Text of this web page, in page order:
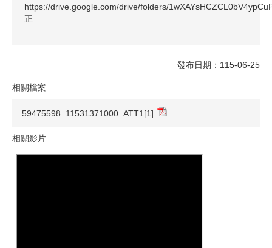
https://drive.google.com/drive/folders/
正
發布日期：115-06-25
相關檔案
59475598_11531371000_ATT1[1]
相關影片